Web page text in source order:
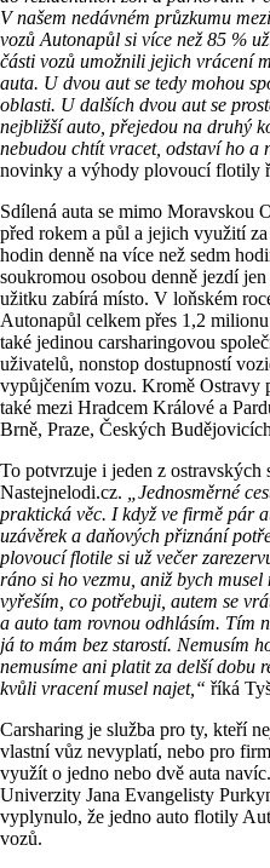
V našem nedávném průzkumu
vozů Autonapůl si více než 85 %
části vozů umožnili jejich vrácení
auta. U dvou aut se tedy mohou
oblasti. U dalších dvou aut se
nejbližší auto, přejedou na druhý
nebudou chtít vracet, odstaví ho a
novinky a výhody plovoucí flotily
Sdílená auta se mimo Moravskou
před rokem a půl a jejich využití
hodin denně na více než sedm
soukromou osobou denně jezdí
užitku zabírá místo. V loňském
Autonapůl celkem přes 1,2
také jedinou carsharingovou
uživatelů, nonstop dostupností
vypůjčením vozu. Kromě Ostravy
také mezi Hradcem Králové a
Brně, Praze, Českých
To potvrzuje i jeden z
Nastejnelodi.cz.
„Jednosměrné
praktická věc. I když ve firmě pár
uzávěrek a daňových přiznání
plovoucí flotile si už večer
ráno si ho vezmu, aniž bych
vyřeším, co potřebuji, autem se
a auto tam rovnou odhlásím. Tím
já to mám bez starostí. Nemusím
nemusíme ani platit za delší dobu
kvůli vracení musel najet,“ říká
Carsharing je služba pro ty, kteří
vlastní vůz nevyplatí, nebo pro
využít o jedno nebo dvě auta
Univerzity Jana Evangelisty
vyplynulo, že jedno auto flotily
vozů.